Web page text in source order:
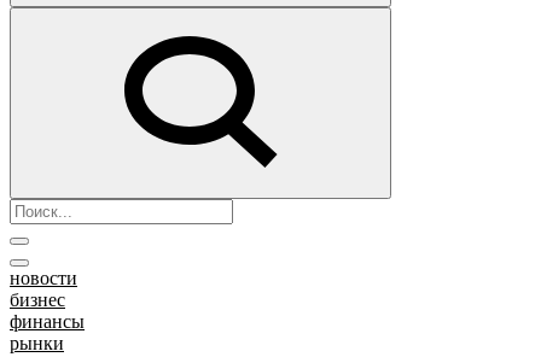
новости
бизнес
финансы
рынки